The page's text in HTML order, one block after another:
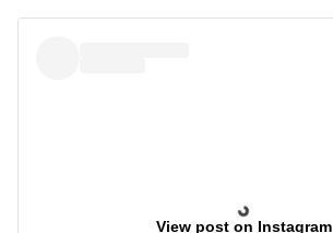
View post on Instagram